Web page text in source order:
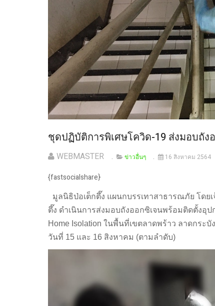
ชุดปฏิบัติการพิเศษโควิด-19 ส่งมอบถัง
WEBMASTER ข่าวอื่นๆ 16 สิงหาคม 2564
{fastsocialshare}
มูลนิธิป่อเต็กตึ๊ง แผนกบรรเทาสาธารณภัย โด
ตึ๊ง ดำเนินการส่งมอบถังออกซิเจนพร้อมติดตั้งอุ
Home Isolation ในพื้นที่เขตลาดพร้าว ลาดกระ
วันที่ 15 และ 16 สิงหาคม (ตามลำดับ)